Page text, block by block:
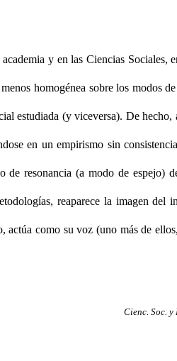
y en las Ciencias Sociales,
homogénea sobre los modos
estudiada (y viceversa). De
en un empirismo sin
de resonancia (a modo de espejo)
reaparece la imagen del
actúa como su voz (uno más de
Cienc. Soc. y